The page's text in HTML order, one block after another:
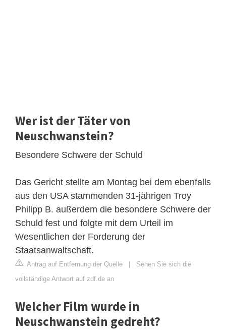
Wer ist der Täter von
Neuschwanstein?
Besondere Schwere der Schuld
Das Gericht stellte am Montag bei dem ebenfalls
aus den USA stammenden 31-jährigen Troy
Philipp B. außerdem die besondere Schwere der
Schuld fest und folgte mit dem Urteil im
Wesentlichen der Forderung der
Staatsanwaltschaft.
Antrag auf Entfernung der Quelle | Sehen Sie sich die
vollständige Antwort auf zdf.de an
Welcher Film wurde in
Neuschwanstein gedreht?